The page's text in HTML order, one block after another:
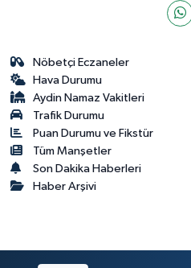
Nöbetçi Eczaneler
Hava Durumu
Aydin Namaz Vakitleri
Trafik Durumu
Puan Durumu ve Fikstür
Tüm Manşetler
Son Dakika Haberleri
Haber Arşivi